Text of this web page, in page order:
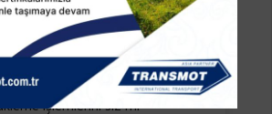
karayolu taşımacılığı
işlemlerini siz mi